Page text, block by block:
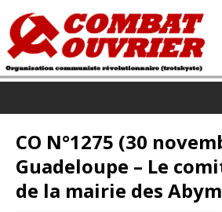
CO N°1275 (30
Guadeloupe – Le
de la mairie des